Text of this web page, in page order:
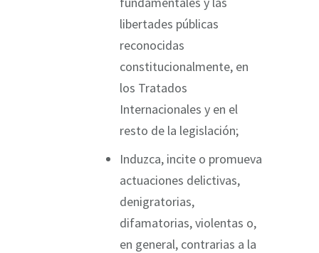
libertades públicas
reconocidas
constitucionalmente, en
los Tratados
Internacionales y en el
resto de la legislación;
Induzca, incite o promueva
actuaciones delictivas,
denigratorias,
difamatorias, violentas o,
en general, contrarias a la